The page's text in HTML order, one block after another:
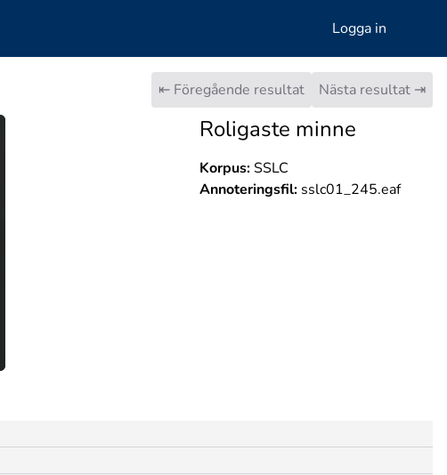
Logga in
⇤ Föregående resultat Nästa resultat ⇥
Roligaste minne
Korpus:SSLC
Annoteringsfil:sslc01_245.eaf